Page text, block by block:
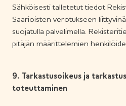
Sähköisesti talletetut tiedot
Saarioisten verotukseen
suojatulla palvelimella.
pitäjän määrittelemien
9. Tarkastusoikeus ja
toteuttaminen